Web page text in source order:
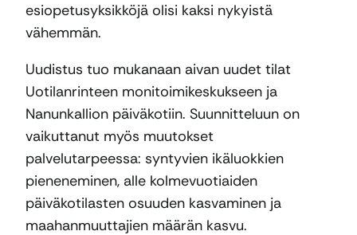
esiopetusyksikköjä olisi kaksi nykyistä
vähemmän.
Uudistus tuo mukanaan aivan uudet tilat
Uotilanrinteen monitoimikeskukseen ja
Nanunkallion päiväkotiin. Suunnitteluun on
vaikuttanut myös muutokset
palvelutarpeessa: syntyvien ikäluokkien
pieneneminen, alle kolmevuotiaiden
päiväkotilasten osuuden kasvaminen ja
maahanmuuttajien määrän kasvu.